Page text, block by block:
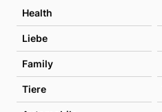
Health
Liebe
Family
Tiere